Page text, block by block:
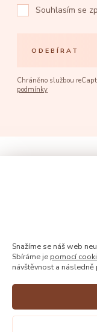
Souhlasím se
ODEBÍRAT
Chráněno službou
podmínky
Snažíme se náš web
Sbíráme je pomocí
návštěvnost a